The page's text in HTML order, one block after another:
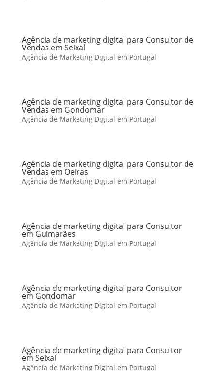
Agência de marketing digital para Consultor de
Vendas em Seixal
Agência de Marketing Digital em Portugal
Agência de marketing digital para Consultor de
Vendas em Gondomar
Agência de Marketing Digital em Portugal
Agência de marketing digital para Consultor de
Vendas em Oeiras
Agência de Marketing Digital em Portugal
Agência de marketing digital para Consultor
em Guimarães
Agência de Marketing Digital em Portugal
Agência de marketing digital para Consultor
em Gondomar
Agência de Marketing Digital em Portugal
Agência de marketing digital para Consultor
em Seixal
Agência de Marketing Digital em Portugal